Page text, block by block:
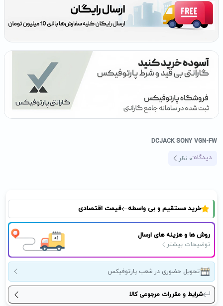
DCJACK SONY VGN-FW
دیدگاه:0 نظر
خرید مستقیم و بی واسطه قیمت اقتصادی
روش ها و هزینه های ارسال
توضیحات بیشتر
تحویل حضوری در شعب پارتوفیکس
شرایط و مقررات مرجوعی کالا